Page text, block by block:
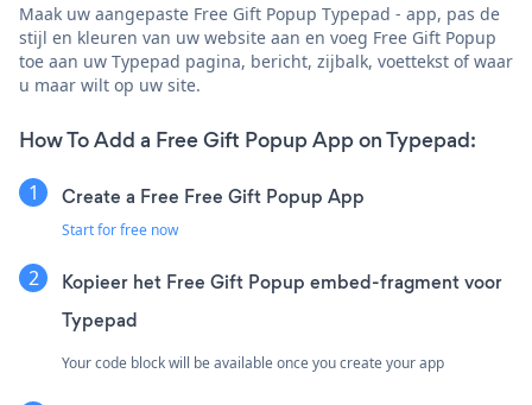
Maak uw aangepaste Free Gift Popup Typepad - app, pas de
stijl en kleuren van uw website aan en voeg Free Gift Popup
toe aan uw Typepad pagina, bericht, zijbalk, voettekst of waar
u maar wilt op uw site.
How To Add a Free Gift Popup App on Typepad:
Create a Free Free Gift Popup App
Start for free now
Kopieer het Free Gift Popup embed-fragment voor
Typepad
Your code block will be available once you create your app